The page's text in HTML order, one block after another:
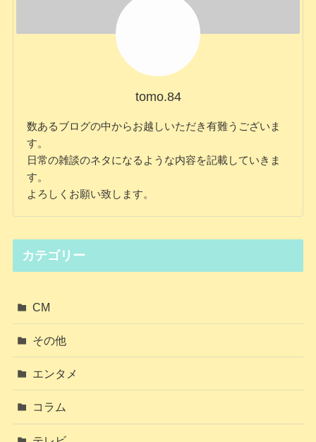
tomo.84
数あるブログの中からお越しいただき有難うございま
す。
日常の雑談のネタになるような内容を記載していきま
す。
よろしくお願い致します。
カテゴリー
CM
その他
エンタメ
コラム